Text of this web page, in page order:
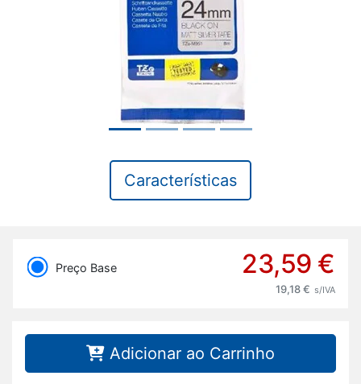
Características
Preço Base 23,59 €
19,18 € s/IVA
Adicionar ao Carrinho